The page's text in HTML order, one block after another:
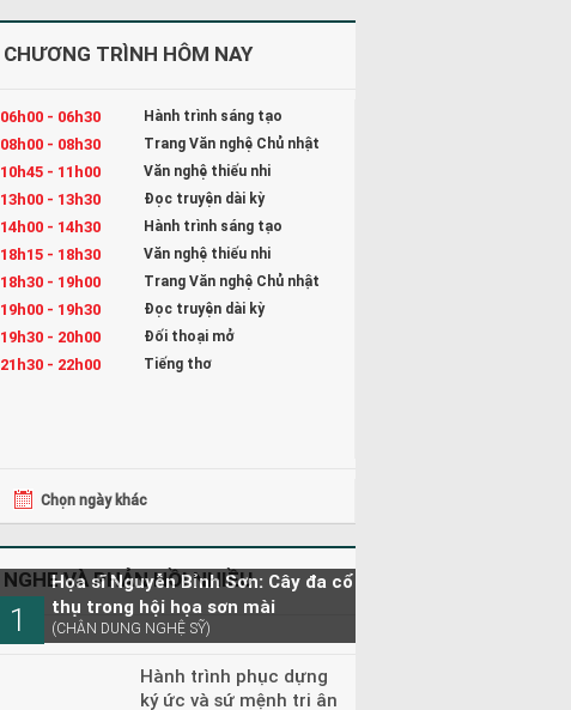
CHƯƠNG TRÌNH HÔM NAY
06h00 - 06h30 Hành trình sáng tạo
08h00 - 08h30 Trang Văn nghệ Chủ nhật
10h45 - 11h00 Văn nghệ thiếu nhi
13h00 - 13h30 Đọc truyện dài kỳ
14h00 - 14h30 Hành trình sáng tạo
18h15 - 18h30 Văn nghệ thiếu nhi
18h30 - 19h00 Trang Văn nghệ Chủ nhật
19h00 - 19h30 Đọc truyện dài kỳ
19h30 - 20h00 Đối thoại mở
21h30 - 22h00 Tiếng thơ
Chọn ngày khác
NGHE VÀ PHẢN HỒI NHIỀU
1
Họa sĩ Nguyễn Bỉnh Sơn: Cây đa cổ
thụ trong hội họa sơn mài
(CHÂN DUNG NGHỆ SỸ)
Hành trình phục dựng
ký ức và sứ mệnh tri ân